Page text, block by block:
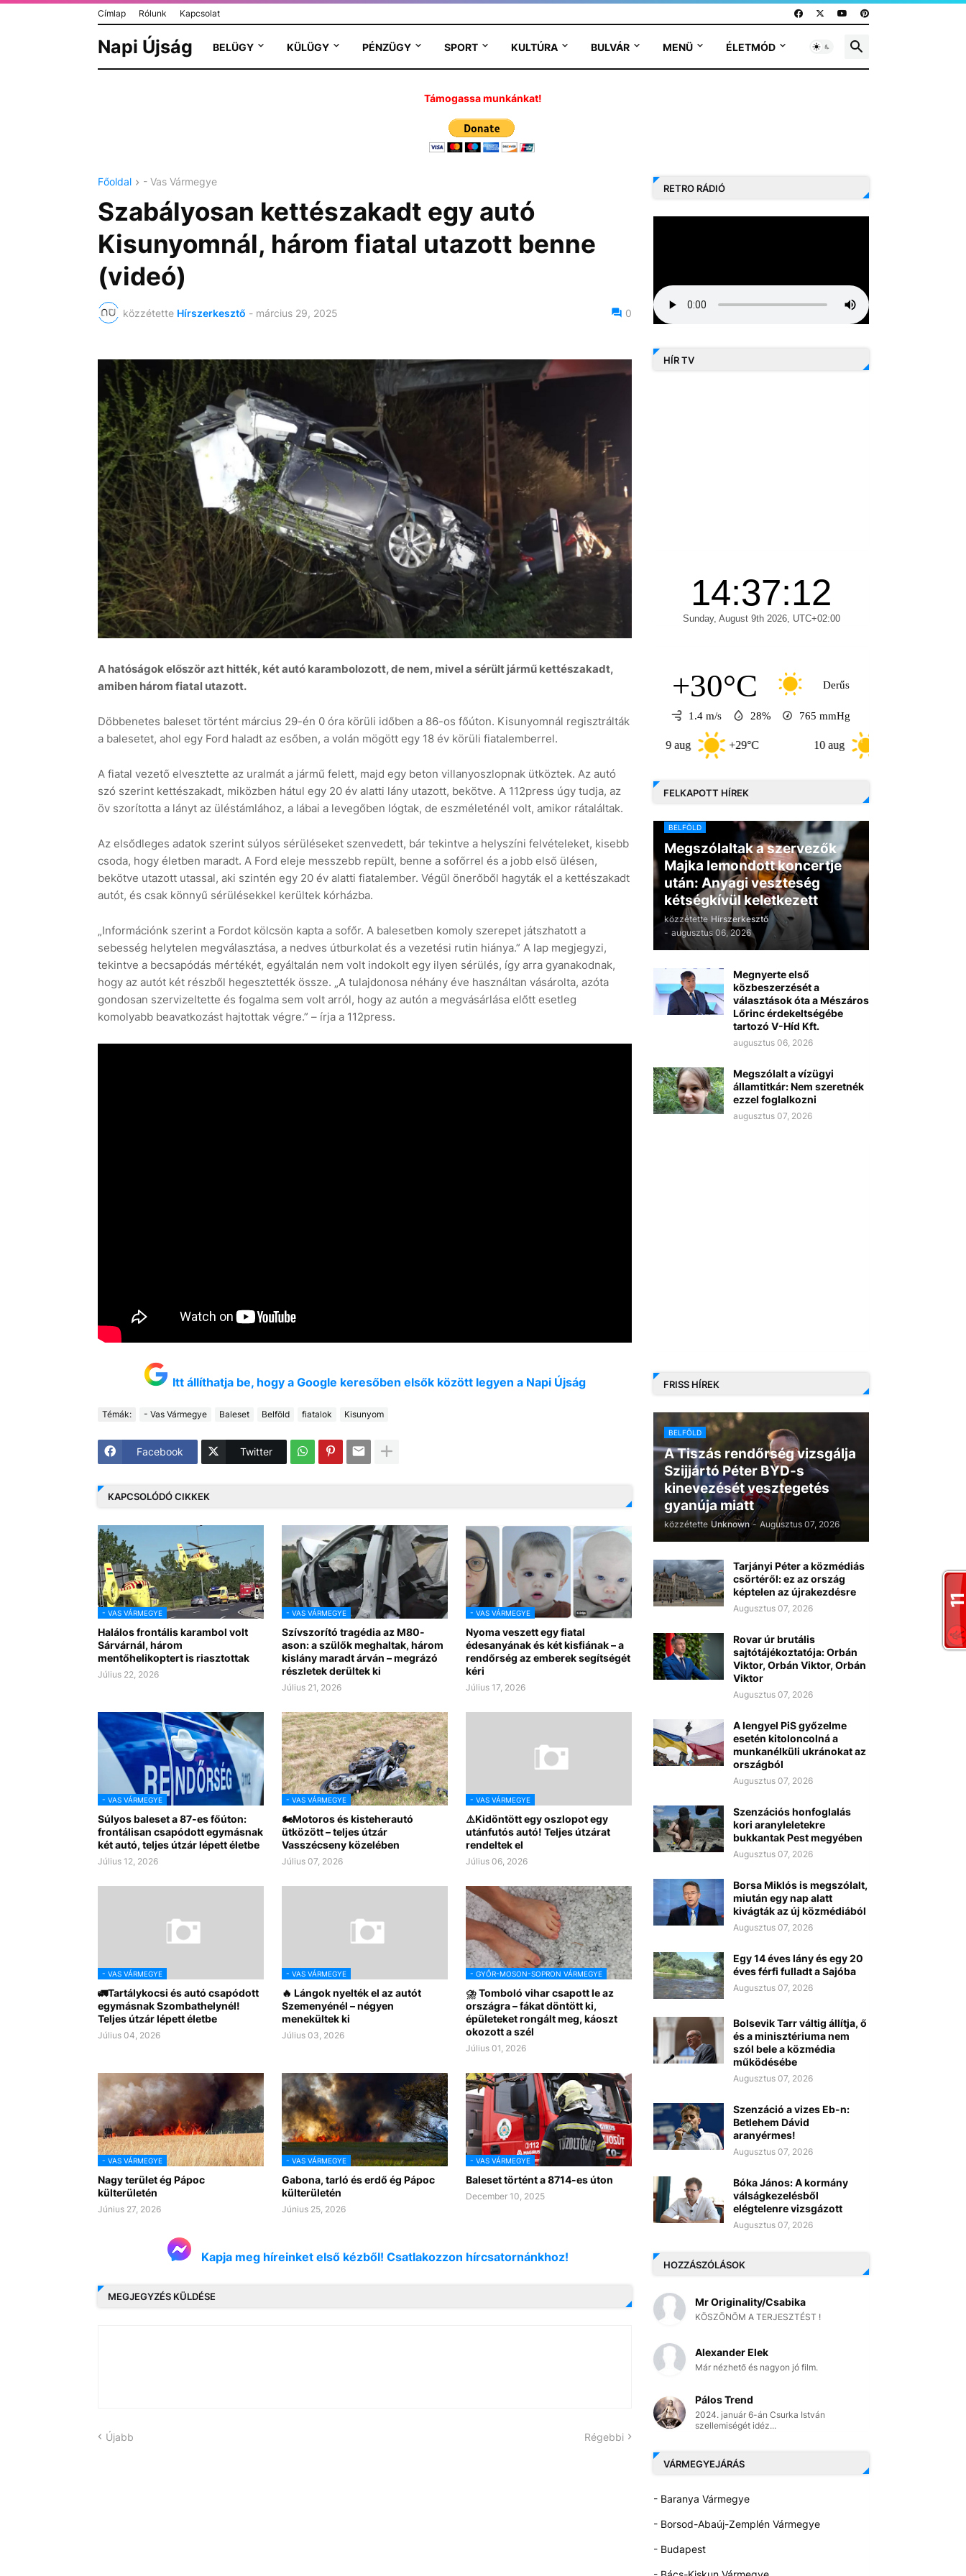
Címlap Rólunk Kapcsolat
Napi Újság BELÜGY KÜLÜGY PÉNZÜGY SPORT KULTÚRA BULVÁR MENÜ ÉLETMÓD
Támogassa munkánkat!
Főoldal - Vas Vármegye
Szabályosan kettészakadt egy autó
Kisunyomnál, három fiatal utazott benne
(videó)
közzétette Hírszerkesztő - március 29, 2025 0
A hatóságok először azt hitték, két autó karambolozott, de nem, mivel a sérült jármű kettészakadt,
amiben három fiatal utazott.
Döbbenetes baleset történt március 29-én 0 óra körüli időben a 86-os főúton. Kisunyomnál regisztrálták
a balesetet, ahol egy Ford haladt az esőben, a volán mögött egy 18 év körüli fiatalemberrel.
A fiatal vezető elvesztette az uralmát a jármű felett, majd egy beton villanyoszlopnak ütköztek. Az autó
szó szerint kettészakadt, miközben hátul egy 20 év alatti lány utazott, bekötve. A 112press úgy tudja, az
öv szorította a lányt az üléstámlához, a lábai a levegőben lógtak, de eszméleténél volt, amikor rátaláltak.
Az elsődleges adatok szerint súlyos sérüléseket szenvedett, bár tekintve a helyszíni felvételeket, kisebb
csoda, hogy életben maradt. A Ford eleje messzebb repült, benne a sofőrrel és a jobb első ülésen,
bekötve utazott utassal, aki szintén egy 20 év alatti fiatalember. Végül önerőből hagyták el a kettészakadt
autót, és csak könnyű sérülésekkel kerültek kórházba.
„Információnk szerint a Fordot kölcsön kapta a sofőr. A balesetben komoly szerepet játszhatott a
sebesség helytelen megválasztása, a nedves útburkolat és a vezetési rutin hiánya.” A lap megjegyzi,
tekintve a becsapódás mértékét, egyáltalán nem volt indokolt egy ilyen sérülés, így arra gyanakodnak,
hogy az autót két részből hegesztették össze. „A tulajdonosa néhány éve használtan vásárolta, azóta
gondosan szervizeltette és fogalma sem volt arról, hogy az autón a megvásárlása előtt esetleg
komolyabb beavatkozást hajtottak végre.” – írja a 112press.
Itt állíthatja be, hogy a Google keresőben elsők között legyen a Napi Újság
Témák: - Vas Vármegye Baleset Belföld fiatalok Kisunyom
Facebook Twitter
KAPCSOLÓDÓ CIKKEK
- VAS VÁRMEGYE
Halálos frontális karambol volt
Sárvárnál, három
mentőhelikoptert is riasztottak
Július 22, 2026
- VAS VÁRMEGYE
Szívszorító tragédia az M80-
ason: a szülők meghaltak, három
kislány maradt árván – megrázó
részletek derültek ki
Július 21, 2026
- VAS VÁRMEGYE
Nyoma veszett egy fiatal
édesanyának és két kisfiának – a
rendőrség az emberek segítségét
kéri
Július 17, 2026
- VAS VÁRMEGYE
Súlyos baleset a 87-es főúton:
frontálisan csapódott egymásnak
két autó, teljes útzár lépett életbe
Július 12, 2026
- VAS VÁRMEGYE
🏍️Motoros és kisteherautó
ütközött – teljes útzár
Vasszécseny közelében
Július 07, 2026
- VAS VÁRMEGYE
⚠️Kidöntött egy oszlopot egy
utánfutós autó! Teljes útzárat
rendeltek el
Július 06, 2026
- VAS VÁRMEGYE
🚛Tartálykocsi és autó csapódott
egymásnak Szombathelynél!
Teljes útzár lépett életbe
Július 04, 2026
- VAS VÁRMEGYE
🔥 Lángok nyelték el az autót
Szemenyénél – négyen
menekültek ki
Július 03, 2026
- GYŐR-MOSON-SOPRON VÁRMEGYE
⛈️ Tomboló vihar csapott le az
országra – fákat döntött ki,
épületeket rongált meg, káoszt
okozott a szél
Július 01, 2026
- VAS VÁRMEGYE
Nagy terület ég Pápoc
külterületén
Június 27, 2026
- VAS VÁRMEGYE
Gabona, tarló és erdő ég Pápoc
külterületén
Június 25, 2026
- VAS VÁRMEGYE
Baleset történt a 8714-es úton
December 10, 2025
Kapja meg híreinket első kézből! Csatlakozzon hírcsatornánkhoz!
MEGJEGYZÉS KÜLDÉSE
Újabb Régebbi
RETRO RÁDIÓ
HÍR TV
+30°C Derűs
1.4 m/s 28% 765 mmHg
+29°C +33°C
FELKAPOTT HÍREK
BELFÖLD
Megszólaltak a szervezők
Majka lemondott koncertje
után: Anyagi veszteség
kétségkívül keletkezett
közzétette Hírszerkesztő
- augusztus 06, 2026
Megnyerte első
közbeszerzését a
választások óta a Mészáros
Lőrinc érdekeltségébe
tartozó V-Híd Kft.
augusztus 06, 2026
Megszólalt a vízügyi
államtitkár: Nem szeretnék
ezzel foglalkozni
augusztus 07, 2026
FRISS HÍREK
BELFÖLD
A Tiszás rendőrség vizsgálja
Szijjártó Péter BYD-s
kinevezését vesztegetés
gyanúja miatt
közzétette Unknown - Augusztus 07, 2026
Tarjányi Péter a közmédiás
csörtéről: ez az ország
képtelen az újrakezdésre
Augusztus 07, 2026
Rovar úr brutális
sajtótájékoztatója: Orbán
Viktor, Orbán Viktor, Orbán
Viktor
Augusztus 07, 2026
A lengyel PiS győzelme
esetén kitoloncolná a
munkanélküli ukránokat az
országból
Augusztus 07, 2026
Szenzációs honfoglalás
kori aranyleletekre
bukkantak Pest megyében
Augusztus 07, 2026
Borsa Miklós is megszólalt,
miután egy nap alatt
kivágták az új közmédiából
Augusztus 07, 2026
Egy 14 éves lány és egy 20
éves férfi fulladt a Sajóba
Augusztus 07, 2026
Bolsevik Tarr váltig állítja, ő
és a minisztériuma nem
szól bele a közmédia
működésébe
Augusztus 07, 2026
Szenzáció a vizes Eb-n:
Betlehem Dávid
aranyérmes!
Augusztus 07, 2026
Bóka János: A kormány
válságkezelésből
elégtelenre vizsgázott
Augusztus 07, 2026
HOZZÁSZÓLÁSOK
Mr Originality/Csabika
KÖSZÖNÖM A TERJESZTÉST !
Alexander Elek
Már nézhető és nagyon jó film.
Pálos Trend
2024. január 6-án Csurka István
szellemiségét idéz...
VÁRMEGYEJÁRÁS
- Baranya Vármegye
- Borsod-Abaúj-Zemplén Vármegye
- Budapest